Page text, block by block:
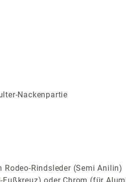
Nackenpartie
Rindsleder (Semi Anilin)